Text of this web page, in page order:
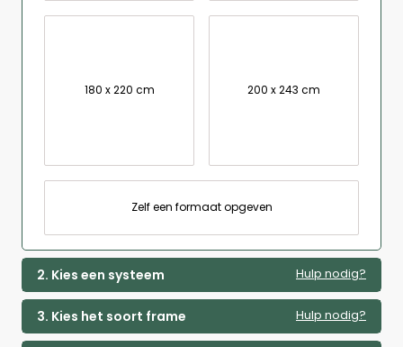
180 x 220 cm 200 x 243 cm
Zelf een formaat opgeven
2. Kies een systeem Hulp nodig?
3. Kies het soort frame Hulp nodig?